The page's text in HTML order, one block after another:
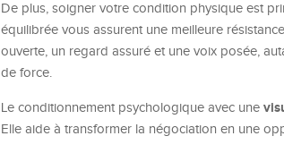
De plus, soigner votre condition physique est
équilibrée vous assurent une meilleure
ouverte, un regard assuré et une voix posée,
de force.
Le conditionnement psychologique avec une
Elle aide à transformer la négociation en une